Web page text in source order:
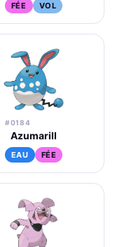
FÉE VOL
#0184
Azumarill
EAU FÉE